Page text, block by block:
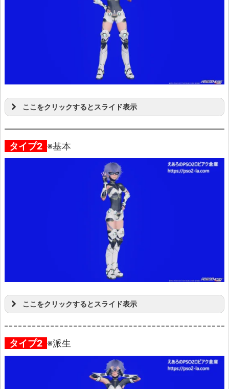
ここをクリックするとスライド表示
タイプ2 ※基本
ここをクリックするとスライド表示
タイプ2 ※派生